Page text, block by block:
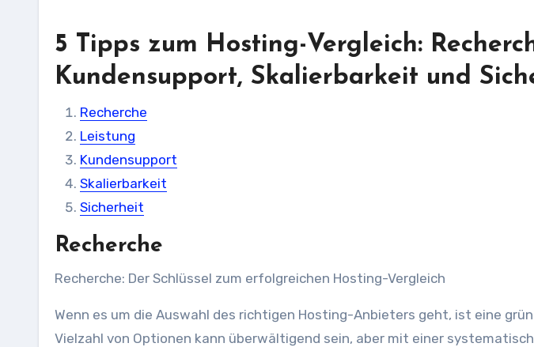
5 Tipps zum Hosting-Vergleich:
Kundensupport, Skalierbarkeit und
Recherche
Leistung
Kundensupport
Skalierbarkeit
Sicherheit
Recherche
Recherche: Der Schlüssel zum erfolgreichen Hosting-Vergleich
Wenn es um die Auswahl des richtigen Hosting-Anbieters geht, ist eine
Vielzahl von Optionen kann überwältigend sein, aber mit einer